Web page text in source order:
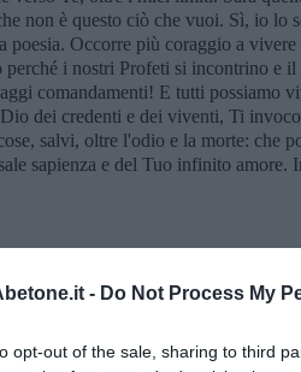
- Do Not Process My
opt-out of the sale, sharing to third
non è questo ciò che vuoi. Sì, io lo
poesia. Occorre più coraggio a vivere
i nostri Profeti si incontrino e il
comandamenti! E tutti possiamo
dei credenti e dei viventi, Ti
salvi, oltre l'odio e la morte: che
sapienza e del Tuo infinito amore.
è fatto con immagini da me
e ridipinto. Il discorso dell’anima
"anemos", vento” è di Paolo